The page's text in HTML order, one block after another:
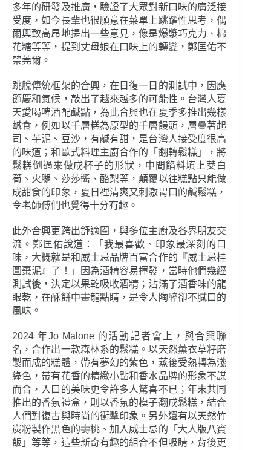
多年的研發及推廣，驗證了大眾對新口味的廣泛接
受度，如今長輩也很願意在菜單上跳躍性思考，偶
爾興致高昂地提出一些意見，像是爆漿巧克力、棉
花糖等等，提到丈母娘在口味上的轉變，鄭匡佑不
禁莞爾。
跳脫傳統框架的合興，在日復一日的測試中，因應
節慶和氣候，敲出了越來越多的可能性。台灣人夏
天愛喝啤酒配鹹點，為此合興也在夏季多推出幾樣
鹹食，例如以千層糕為原型的千層饅頭，層疊著起
司、芋泥、豆沙，有鹹有甜，是台灣人接受度很高
的味道；和歐式料理主廚合作的「翻轉鬆糕」，將
鬆糕倒過來做成杯子的形狀，中間餡料填上茭白
筍、火腿、莎莎醬、酪梨等，顛覆以往糕點只能做
成甜食的印象，夏日裡清爽又刺激胃口的鹹鬆糕，
令老師傅們也覺得十分有趣。
此外合興更跨出舒適圈，與多位主廚及各界朋友交
流。鄭匡佑說道：「我最喜歡、印象最深刻的口
味，大概就是和威士忌品牌百富合作的『威士忌桂
圓棗泥』了！」因為酒精容易揮發，當時他們幾經
測試後，決定以果乾吸收酒精；沾滿了酒香味的龍
眼乾，在酥餅中畫龍點睛，是令人陶醉卻不膩口的
風味。
2024 年Jo Malone 的活動記者會上，與合興聯
名，合作出一款森林系的鬆糕。以天然薰衣草籽磨
製而成的糕體，帶有夢幻的紫色，蒸後受熱轉為淺
綠色，帶有花香的精緻小點和香水品牌的形象不謀
而合，入口的美味更令許多人驚喜不已；年末共同
推出的香氛禮盒，則以香氛的模子翻成鬆糕，結合
人們對復古與時尚的衝擊印象。另外還有以天然竹
炭粉製作黑色的壽桃、加入威士忌的「大人版八寶
飯」等等，這些新奇有趣的組合不但吸睛，背後更